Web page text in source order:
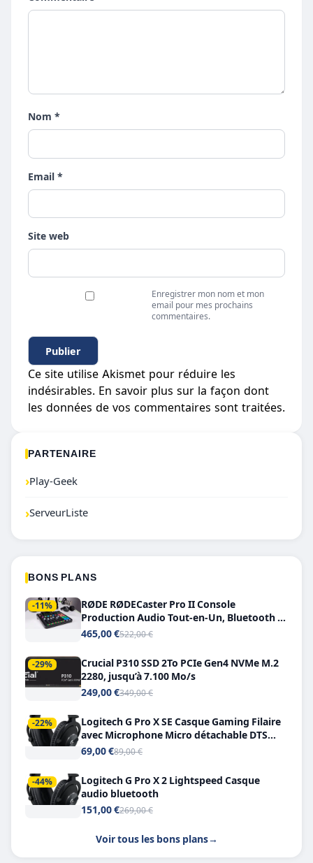
Nom *
Email *
Site web
Enregistrer mon nom et mon
email pour mes prochains
commentaires.
Ce site utilise Akismet pour réduire les
indésirables. En savoir plus sur la façon dont
les données de vos commentaires sont traitées.
PARTENAIRE
›Play-Geek
›ServeurListe
BONS PLANS
-11%
RØDE RØDECaster Pro II Console
Production Audio Tout-en-Un, Bluetooth et
Double USB-C
465,00 €522,00 €
-29%
Crucial P310 SSD 2To PCIe Gen4 NVMe M.2
2280, jusqu’à 7.100 Mo/s
249,00 €349,00 €
-22%
Logitech G Pro X SE Casque Gaming Filaire
avec Microphone Micro détachable DTS
Headphone X 7.1
69,00 €89,00 €
-44%
Logitech G Pro X 2 Lightspeed Casque
audio bluetooth
151,00 €269,00 €
Voir tous les bons plans→